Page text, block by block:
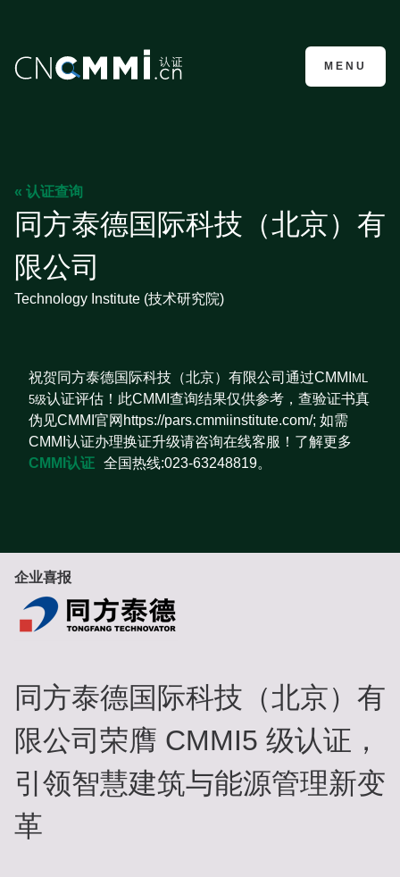
CMMI认证咨询
MENU
« 认证查询
同方泰德国际科技（北京）有
限公司
Technology Institute (技术研究院)
祝贺同方泰德国际科技（北京）有限公司通过CMMI ML
5级认证评估！此CMMI查询结果仅供参考，查验证书真
伪见CMMI官网https://pars.cmmiinstitute.com/; 如需
CMMI认证办理换证升级请咨询在线客服！了解更多
CMMI认证 全国热线:023-63248819。
企业喜报
同方泰德国际科技（北京）有
限公司荣膺 CMMI5 级认证，
引领智慧建筑与能源管理新变
革